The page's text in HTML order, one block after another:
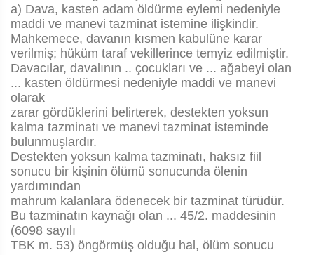
a) Dava, kasten adam öldürme eylemi nedeniyle
maddi ve manevi tazminat istemine ilişkindir.
Mahkemece, davanın kısmen kabulüne karar
verilmiş; hüküm taraf vekillerince temyiz edilmiştir.
Davacılar, davalının .. çocukları ve ... ağabeyi olan
... kasten öldürmesi nedeniyle maddi ve manevi
olarak
zarar gördüklerini belirterek, destekten yoksun
kalma tazminatı ve manevi tazminat isteminde
bulunmuşlardır.
Destekten yoksun kalma tazminatı, haksız fiil
sonucu bir kişinin ölümü sonucunda ölenin
yardımından
mahrum kalanlara ödenecek bir tazminat türüdür.
Bu tazminatın kaynağı olan ... 45/2. maddesinin
(6098 sayılı
TBK m. 53) öngörmüş olduğu hal, ölüm sonucu